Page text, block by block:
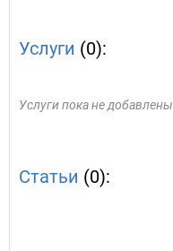
Услуги (0):
Услуги пока не добавлены
Статьи (0):